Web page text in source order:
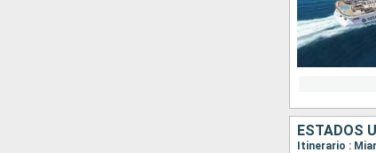
ESTADOS
Itinerario :